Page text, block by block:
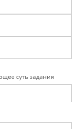
суть задания